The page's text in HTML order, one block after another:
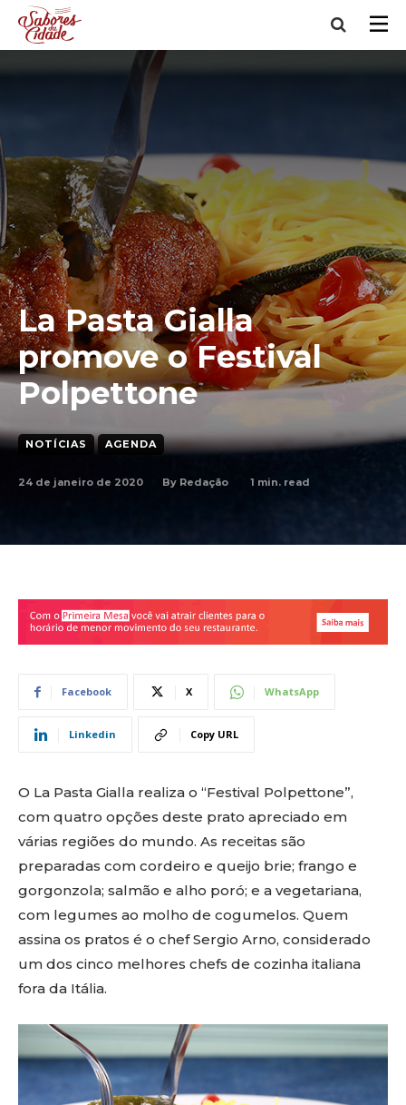
La Pasta Gialla
promove o Festival
Polpettone
NOTÍCIAS AGENDA
24 de janeiro de 2020 By Redação 1 min. read
Facebook X WhatsApp
Linkedin Copy URL
O La Pasta Gialla realiza o “Festival Polpettone”,
com quatro opções deste prato apreciado em
várias regiões do mundo. As receitas são
preparadas com cordeiro e queijo brie; frango e
gorgonzola; salmão e alho poró; e a vegetariana,
com legumes ao molho de cogumelos. Quem
assina os pratos é o chef Sergio Arno, considerado
um dos cinco melhores chefs de cozinha italiana
fora da Itália.